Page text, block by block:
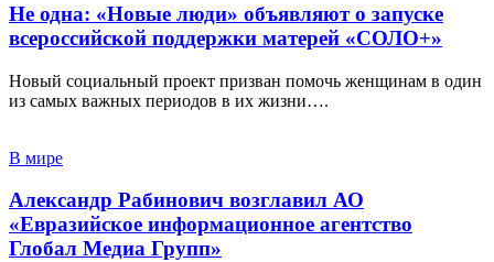
Не одна: «Новые люди» объявляют о запуске
всероссийской поддержки матерей «СОЛО+»
Новый социальный проект призван помочь женщинам в один
из самых важных периодов в их жизни….
В мире
Александр Рабинович возглавил АО
«Евразийское информационное агентство
Глобал Медиа Групп»